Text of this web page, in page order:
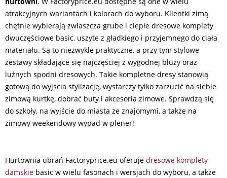
atrakcyjnych wariantach i kolorach do wyboru. Klientki zimą
chętnie wybierają zwłaszcza grube i ciepłe dresowe komplety
dwuczęściowe basic, uszyte z gładkiego i przyjemnego do ciała
materiału. Są to niezwykle praktyczne, a przy tym stylowe
zestawy składające się najczęściej z wygodnej bluzy oraz
luźnych spodni dresowych. Takie kompletne dresy stanowią
gotową do wyjścia stylizację, wystarczy tylko zarzucić na siebie
zimową kurtkę, dobrać buty i akcesoria zimowe. Sprawdzą się
do szkoły, na wyjście do miasta ze znajomymi, a także na
zimowy weekendowy wypad w plener!
Hurtownia ubrań Factoryprice.eu oferuje dresowe komplety
damskie basic w wielu fasonach i wersjach do wyboru, a także